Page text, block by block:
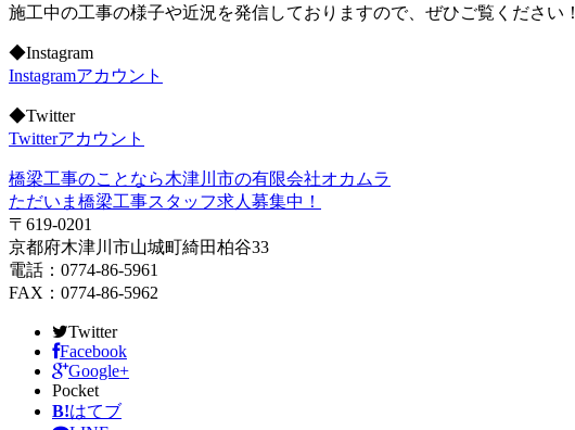
施工中の工事の様子や近況を発信しておりますので、ぜひご覧ください！
◆Instagram
Instagramアカウント
◆Twitter
Twitterアカウント
橋梁工事のことなら木津川市の有限会社オカムラ
ただいま橋梁工事スタッフ求人募集中！
〒619-0201
京都府木津川市山城町綺田柏谷33
電話：0774-86-5961
FAX：0774-86-5962
Twitter
Facebook
Google+
Pocket
B!はてブ